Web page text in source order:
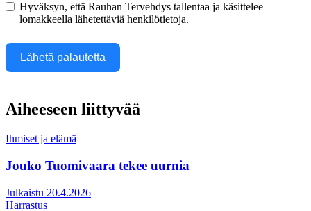
Hyväksyn, että Rauhan Tervehdys tallentaa ja käsittelee
lomakkeella lähetettäviä henkilötietoja.
Lähetä palautetta
Aiheeseen liittyvää
Ihmiset ja elämä
Jouko Tuomivaara tekee uurnia
Julkaistu 20.4.2026
Harrastus